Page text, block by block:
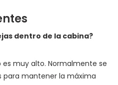
dentro de la cabina?
muy alto. Normalmente se
mantener la máxima